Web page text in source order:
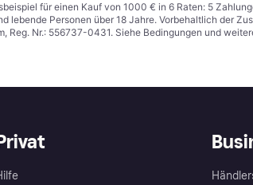
für einen Kauf von 1000 € in 6 Raten: 5
lebende Personen über 18 Jahre. Vorbehaltlich der
Reg. Nr.: 556737-0431. Siehe Bedingungen und